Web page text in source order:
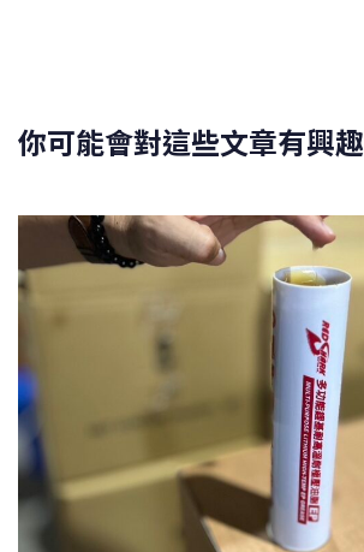
你可能會對這些文章有興趣